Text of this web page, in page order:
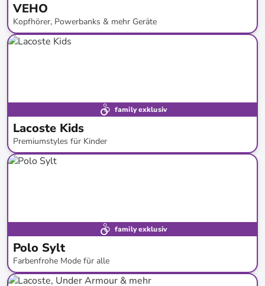
VEHO
Kopfhörer, Powerbanks & mehr Geräte
bis-86%*
family exklusiv
Lacoste Kids
Premiumstyles für Kinder
bis- 46%*
family exklusiv
Polo Sylt
Farbenfrohe Mode für alle
bis-80%*